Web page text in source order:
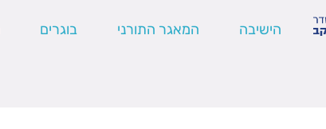
הישיבה המאגר התורני בוגרים